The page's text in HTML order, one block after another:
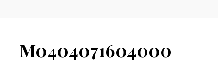
M0404071604000